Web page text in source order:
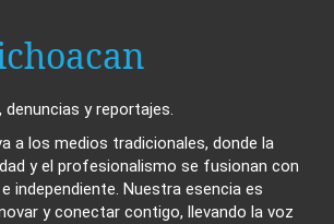
y reportajes.
a los medios tradicionales, donde la
y el profesionalismo se fusionan con
independiente. Nuestra esencia es
y conectar contigo, llevando la voz